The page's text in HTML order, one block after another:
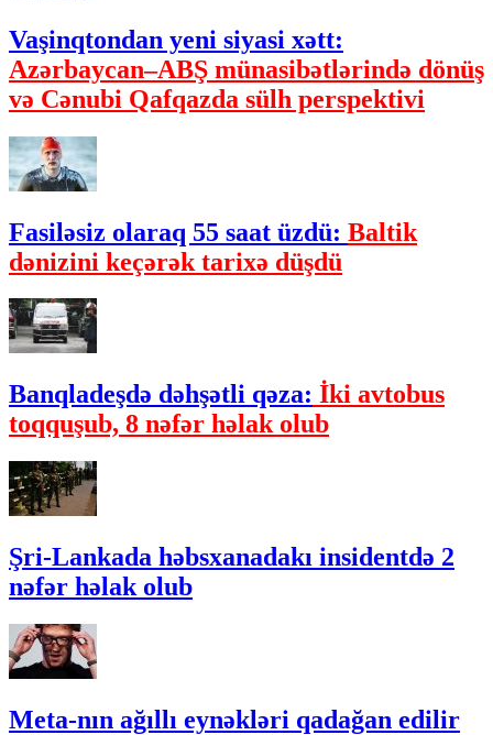
Vaşinqtondan yeni siyasi xətt:
Azərbaycan–ABŞ münasibətlərində dönüş
və Cənubi Qafqazda sülh perspektivi
Fasiləsiz olaraq 55 saat üzdü: Baltik
dənizini keçərək tarixə düşdü
Banqladeşdə dəhşətli qəza: İki avtobus
toqquşub, 8 nəfər həlak olub
Şri-Lankada həbsxanadakı insidentdə 2
nəfər həlak olub
Meta-nın ağıllı eynəkləri qadağan edilir